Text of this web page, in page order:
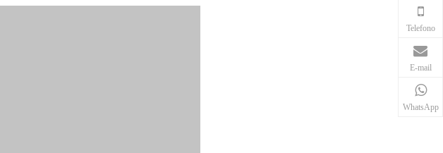
Telefono
E-mail
WhatsApp